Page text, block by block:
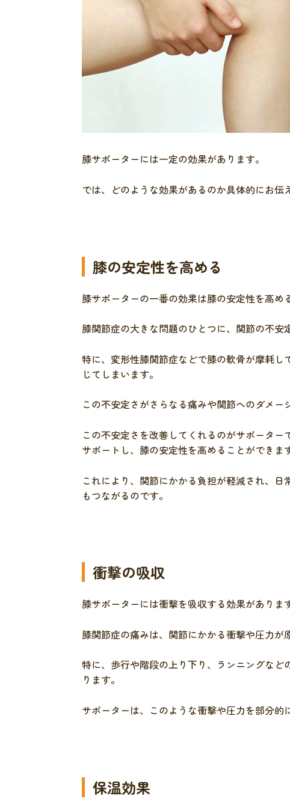
膝サポーターには一定の効果があります。
では、どのような効果があるのか具体的にお伝
膝の安定性を高める
膝サポーターの一番の効果は膝の安定性を高め
膝関節症の大きな問題のひとつに、関節の不安
特に、変形性膝関節症などで膝の軟骨が摩耗
じてしまいます。
この不安定さがさらなる痛みや関節へのダメー
この不安定さを改善してくれるのがサポータ
サポートし、膝の安定性を高めることができま
これにより、関節にかかる負担が軽減され、
もつながるのです。
衝撃の吸収
膝サポーターには衝撃を吸収する効果がありま
膝関節症の痛みは、関節にかかる衝撃や圧力が
特に、歩行や階段の上り下り、ランニングな
ります。
サポーターは、このような衝撃や圧力を部分的
保温効果